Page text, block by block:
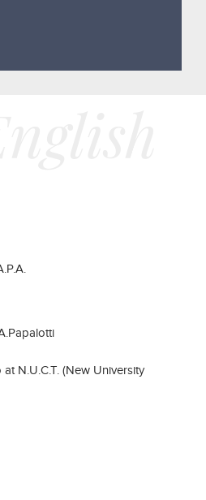
N.U.C.T. (New University